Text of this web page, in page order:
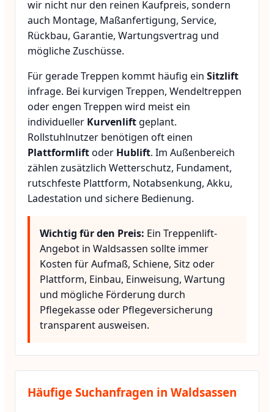
wir nicht nur den reinen Kaufpreis, sondern
auch Montage, Maßanfertigung, Service,
Rückbau, Garantie, Wartungsvertrag und
mögliche Zuschüsse.
Für gerade Treppen kommt häufig ein Sitzlift
infrage. Bei kurvigen Treppen, Wendeltreppen
oder engen Treppen wird meist ein
individueller Kurvenlift geplant.
Rollstuhlnutzer benötigen oft einen
Plattformliftoder Hublift. Im Außenbereich
zählen zusätzlich Wetterschutz, Fundament,
rutschfeste Plattform, Notabsenkung, Akku,
Ladestation und sichere Bedienung.
Wichtig für den Preis: Ein Treppenlift-
Angebot in Waldsassen sollte immer
Kosten für Aufmaß, Schiene, Sitz oder
Plattform, Einbau, Einweisung, Wartung
und mögliche Förderung durch
Pflegekasse oder Pflegeversicherung
transparent ausweisen.
Häufige Suchanfragen in Waldsassen